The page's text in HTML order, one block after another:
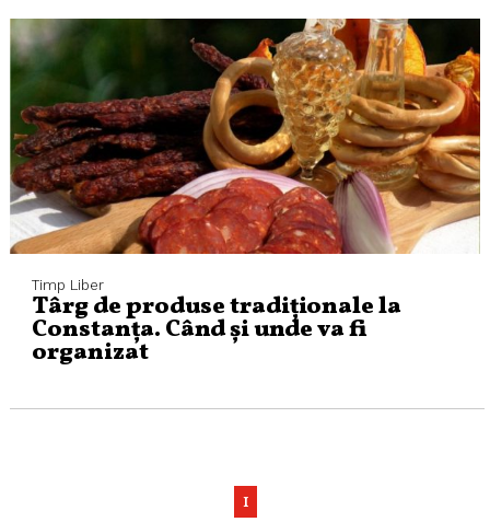
Timp Liber
Târg de produse tradiționale la
Constanța. Când și unde va fi
organizat
1